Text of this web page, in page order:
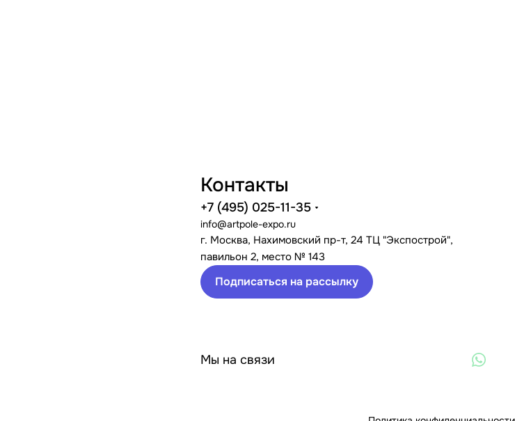
Контакты
+7 (495) 025-11-35
info@artpole-expo.ru
г. Москва, Нахимовский пр-т, 24 ТЦ "Экспострой",
павильон 2, место № 143
Подписаться на рассылку
Мы на связи